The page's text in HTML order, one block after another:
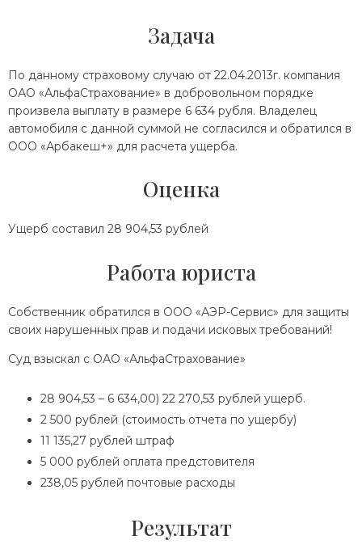
Задача
По данному страховому случаю от 22.04.2013г. компания
ОАО «АльфаСтрахование» в добровольном порядке
произвела выплату в размере 6 634 рубля. Владелец
автомобиля с данной суммой не согласился и обратился в
ООО «Арбакеш+» для расчета ущерба.
Оценка
Ущерб составил 28 904,53 рублей
Работа юриста
Собственник обратился в ООО «АЭР-Сервис» для защиты
своих нарушенных прав и подачи исковых требований!
Суд взыскал с ОАО «АльфаСтрахование»
28 904,53 – 6 634,00) 22 270,53 рублей ущерб.
2 500 рублей (стоимость отчета по ущербу)
11 135,27 рублей штраф
5 000 рублей оплата предстовителя
238,05 рублей почтовые расходы
Результат